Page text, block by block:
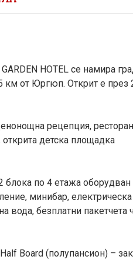
GARDEN HOTEL се намира
км от Юргюп. Открит е през
рецепция,
детска площадка
блока по 4 етажа
минибар,
вода, безплатни
Board (полупансион) –